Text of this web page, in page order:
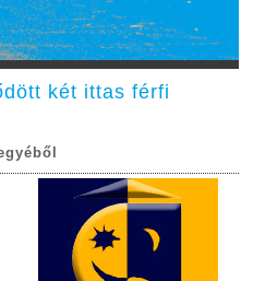
két ittas férfi